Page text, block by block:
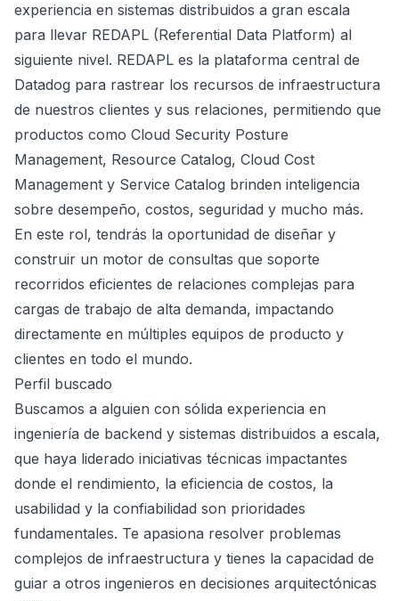
experiencia en sistemas distribuidos a gran escala
para llevar REDAPL (Referential Data Platform) al
siguiente nivel. REDAPL es la plataforma central de
Datadog para rastrear los recursos de infraestructura
de nuestros clientes y sus relaciones, permitiendo que
productos como Cloud Security Posture
Management, Resource Catalog, Cloud Cost
Management y Service Catalog brinden inteligencia
sobre desempeño, costos, seguridad y mucho más.
En este rol, tendrás la oportunidad de diseñar y
construir un motor de consultas que soporte
recorridos eficientes de relaciones complejas para
cargas de trabajo de alta demanda, impactando
directamente en múltiples equipos de producto y
clientes en todo el mundo.
Perfil buscado
Buscamos a alguien con sólida experiencia en
ingeniería de backend y sistemas distribuidos a escala,
que haya liderado iniciativas técnicas impactantes
donde el rendimiento, la eficiencia de costos, la
usabilidad y la confiabilidad son prioridades
fundamentales. Te apasiona resolver problemas
complejos de infraestructura y tienes la capacidad de
guiar a otros ingenieros en decisiones arquitectónicas